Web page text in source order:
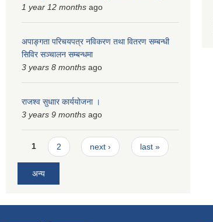
1 year 12 months ago
अपाङ्गता परिचयपत्र नविकरण तथा वितरण सम्बन्धी
सिविर सञ्चालन सम्बन्धमा
3 years 8 months ago
राजश्व सुधाार कार्ययोजना ।
3 years 9 months ago
Pages
1 2 next › last »
अन्य